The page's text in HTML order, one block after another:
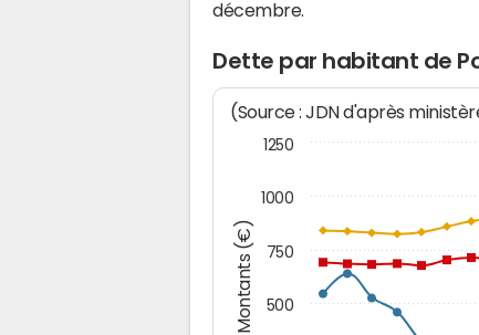
décembre.
Dette par habitant de
Montants (€)
(Source : JDN d'après
500
750
1000
1250